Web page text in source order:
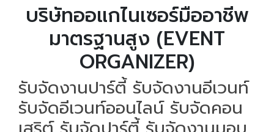
บริษัทออแกไนเซอร์มืออาชีพ
มาตรฐานสูง (EVENT
ORGANIZER)
รับจัดงานปาร์ตี้ รับจัดงานอีเวนท์
รับจัดอีเวนท์ออนไลน์ รับจัดคอน